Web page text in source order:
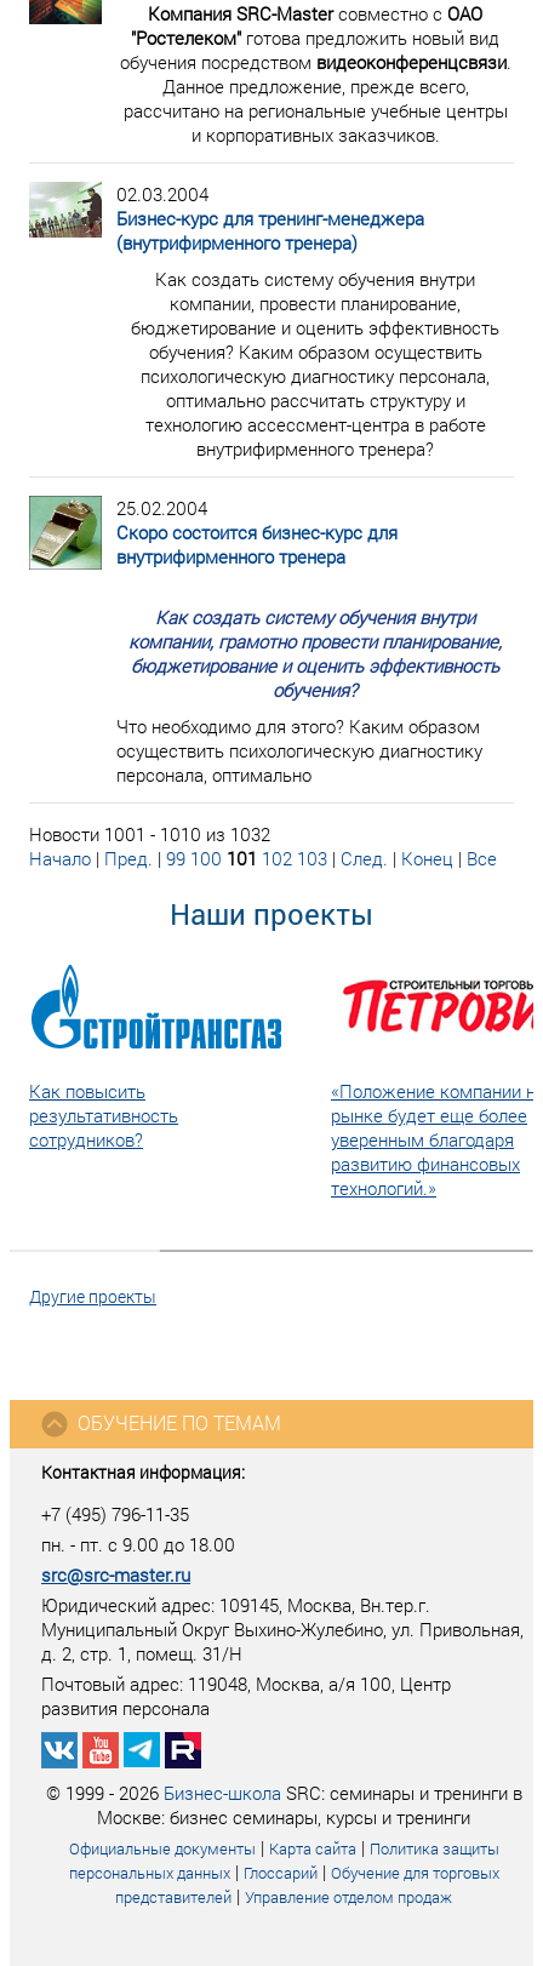
Компания SRC-Masterсовместно с ОАО
"Ростелеком" готова предложить новый вид
обучения посредством видеоконференцсвязи.
Данное предложение, прежде всего,
рассчитано на региональные учебные центры
и корпоративных заказчиков.
02.03.2004
Бизнес-курс для тренинг-менеджера
(внутрифирменного тренера)
Как создать систему обучения внутри
компании, провести планирование,
бюджетирование и оценить эффективность
обучения? Каким образом осуществить
психологическую диагностику персонала,
оптимально рассчитать структуру и
технологию ассессмент-центра в работе
внутрифирменного тренера?
25.02.2004
Скоро состоится бизнес-курс для
внутрифирменного тренера
Как создать систему обучения внутри
компании, грамотно провести планирование,
бюджетирование и оценить эффективность
обучения?
Что необходимо для этого? Каким образом
осуществить психологическую диагностику
персонала, оптимально
Новости 1001 - 1010 из 1032
Начало | Пред. | 99 100 101 102 103 | След. | Конец | Все
Наши проекты
Как повысить
результативность
сотрудников?
«Положение компании
рынке будет еще более
уверенным благодаря
развитию финансовых
технологий.»
Другие проекты
Контактная информация:
+7 (495) 796-11-35
пн. - пт. с 9.00 до 18.00
src@src-master.ru
Юридический адрес: 109145, Москва, Вн.тер.г.
Муниципальный Округ Выхино-Жулебино, ул. Привольная,
д. 2, стр. 1, помещ. 31/Н
Почтовый адрес: 119048, Москва, а/я 100, Центр
развития персонала
ОБУЧЕНИЕ ПО ТЕМАМ
© 1999 - 2026 Бизнес-школа SRC: семинары и тренинги в
Москве: бизнес семинары, курсы и тренинги
Официальные документы | Карта сайта | Политика защиты
персональных данных| Глоссарий| Обучение для торговых
представителей | Управление отделом продаж